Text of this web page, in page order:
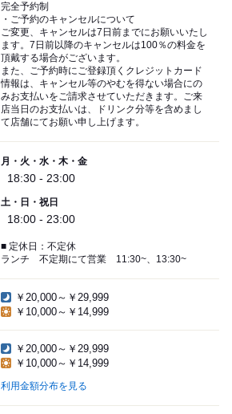
完全予約制
・ご予約のキャンセルについて
ご変更、キャンセルは7日前までにお願いいたし
ます。7日前以降のキャンセルは100％の料金を
頂戴する場合がございます。
また、ご予約時にご登録頂くクレジットカード
情報は、キャンセル等のやむを得ない場合にの
みお支払いをご請求させていただきます。ご来
店当日のお支払いは、ドリンク分等を含めまし
て店舗にてお願い申し上げます。
月・火・水・木・金
18:30 - 23:00
土・日・祝日
18:00 - 23:00
■ 定休日：不定休
ランチ 不定期にて営業 11:30~、13:30~
￥20,000～￥29,999
￥10,000～￥14,999
￥20,000～￥29,999
￥10,000～￥14,999
利用金額分布を見る